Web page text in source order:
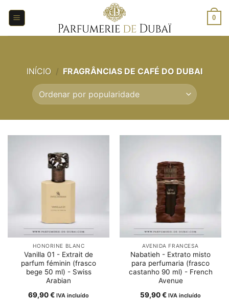
para
0
INÍCIO / FRAGRÂNCIAS DE CAFÉ DO DUBAI
HONORINE BLANC
Vanilla 01 - Extrait de
parfum féminin (frasco
bege 50 ml) - Swiss
Arabian
69,90€ IVA incluído
AVENIDA FRANCESA
Nabatieh - Extrato misto
para perfumaria (frasco
castanho 90 ml) - French
Avenue
59,90€ IVA incluído